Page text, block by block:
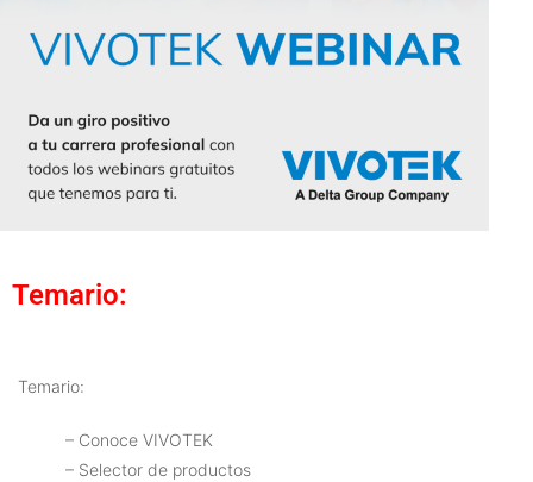
Temario:
Temario:
– Conoce VIVOTEK
– Selector de productos